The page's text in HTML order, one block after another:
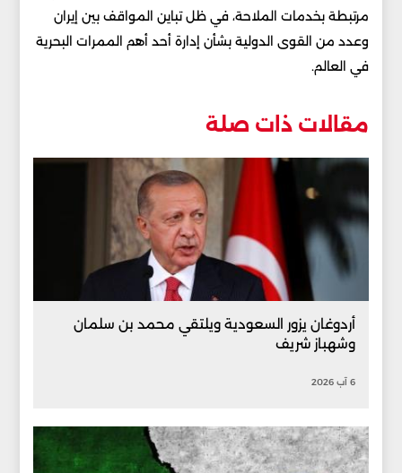
مرتبطة بخدمات الملاحة، في ظل تباين المواقف بين إيران
وعدد من القوى الدولية بشأن إدارة أحد أهم الممرات البحرية
في العالم.
مقالات ذات صلة
أردوغان يزور السعودية ويلتقي محمد بن سلمان
وشهباز شريف
6 آب 2026